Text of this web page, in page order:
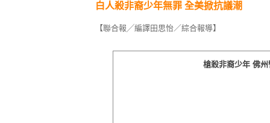
白人殺非裔少年無罪 全美掀抗議潮
【聯合報╱編譯田思怡／綜合報導】
槍殺非裔少年 佛